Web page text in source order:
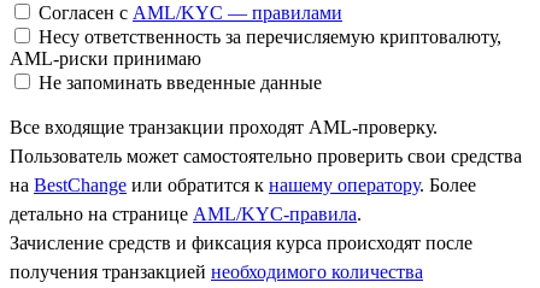
Согласен с AML/KYC — правилами
Несу ответственность за перечисляемую криптовалюту,
AML-риски принимаю
Не запоминать введенные данные
Все входящие транзакции проходят AML-проверку.
Пользователь может самостоятельно проверить свои средства
на BestChange или обратится к нашему оператору. Более
детально на странице AML/KYC-правила.
Зачисление средств и фиксация курса происходят после
получения транзакцией необходимого количества